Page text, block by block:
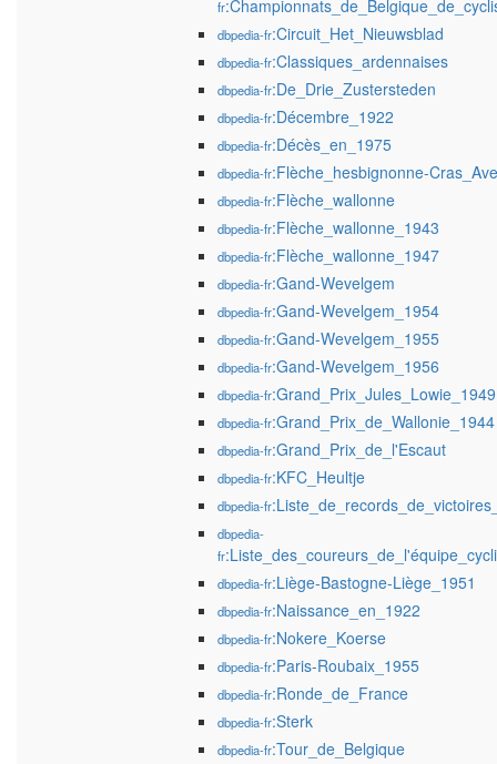
fr
dbpedia-fr:Circuit_Het_Nieuwsblad
dbpedia-fr:Classiques_ardennaises
dbpedia-fr:De_Drie_Zustersteden
dbpedia-fr:Décembre_1922
dbpedia-fr:Décès_en_1975
dbpedia-fr:Flèche_hesbignonne-
dbpedia-fr:Flèche_wallonne
dbpedia-fr:Flèche_wallonne_1943
dbpedia-fr:Flèche_wallonne_1947
dbpedia-fr:Gand-Wevelgem
dbpedia-fr:Gand-Wevelgem_1954
dbpedia-fr:Gand-Wevelgem_1955
dbpedia-fr:Gand-Wevelgem_1956
dbpedia-fr:Grand_Prix_Jules_Lowie_1949
dbpedia-fr:Grand_Prix_de_Wallonie_1944
dbpedia-fr:Grand_Prix_de_l'Escaut
dbpedia-fr:KFC_Heultje
dbpedia-fr
dbpedia-
fr
dbpedia-fr:Liège-Bastogne-Liège_1951
dbpedia-fr:Naissance_en_1922
dbpedia-fr:Nokere_Koerse
dbpedia-fr:Paris-Roubaix_1955
dbpedia-fr:Ronde_de_France
dbpedia-fr:Sterk
dbpedia-fr:Tour_de_Belgique